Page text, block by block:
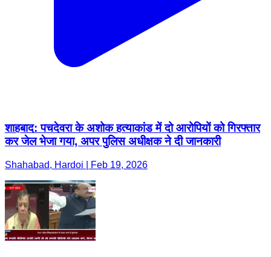
शाहबाद: पचदेवरा के अशोक हत्याकांड में दो आरोपियों को गिरफ्तार
कर जेल भेजा गया, अपर पुलिस अधीक्षक ने दी जानकारी
Shahabad, Hardoi | Feb 19, 2026